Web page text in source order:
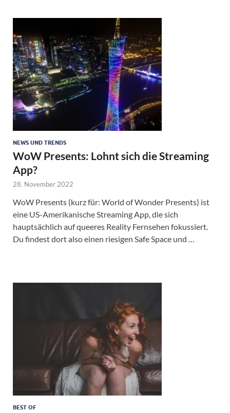
NEWS UND TRENDS
WoW Presents: Lohnt sich die Streaming
App?
28. November 2022
WoW Presents (kurz für: World of Wonder Presents) ist
eine US-Amerikanische Streaming App, die sich
hauptsächlich auf queeres Reality Fernsehen fokussiert.
Du findest dort also einen riesigen Safe Space und …
BEST OF